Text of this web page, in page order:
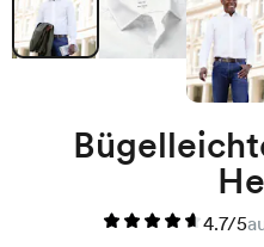
4.7/5